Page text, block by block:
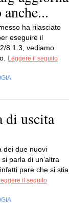
ha rilasciato
eseguire il
8.1.3, vediamo
Leggere il seguito
di uscita
dei due nuovi
parla di un’altra
pare che si stia
il seguito